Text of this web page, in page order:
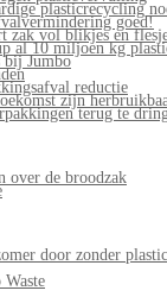
plasticrecycling
goed!
zak vol blikjes en
al 10 miljoen kg
bij Jumbo
reductie
zijn
terug te
over de broodzak
door zonder